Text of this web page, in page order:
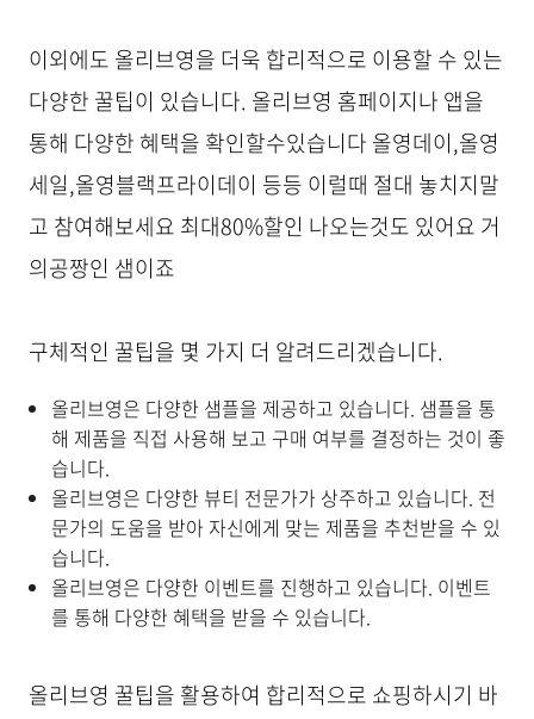
이외에도 올리브영을 더욱 합리적으로 이용할 수 있는
다양한 꿀팁이 있습니다. 올리브영 홈페이지나 앱을
통해 다양한 혜택을 확인할수있습니다 올영데이,올영
세일,올영블랙프라이데이 등등 이럴때 절대 놓치지말
고 참여해보세요 최대80%할인 나오는것도 있어요 거
의공짱인 샘이죠
구체적인 꿀팁을 몇 가지 더 알려드리겠습니다.
올리브영은 다양한 샘플을 제공하고 있습니다. 샘플을 통
해 제품을 직접 사용해 보고 구매 여부를 결정하는 것이 좋
습니다.
올리브영은 다양한 뷰티 전문가가 상주하고 있습니다. 전
문가의 도움을 받아 자신에게 맞는 제품을 추천받을 수 있
습니다.
올리브영은 다양한 이벤트를 진행하고 있습니다. 이벤트
를 통해 다양한 혜택을 받을 수 있습니다.
올리브영 꿀팁을 활용하여 합리적으로 쇼핑하시기 바